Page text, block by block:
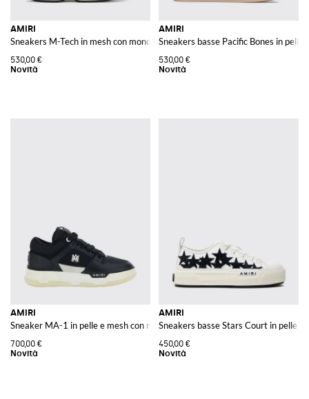
AMIRI
Sneakers M-Tech in mesh con monogram applicato e suola in gomma
530,00 €
AMIRI
Sneakers basse Pacific Bones in pelle
530,00 €
AMIRI
Sneaker MA-1 in pelle e mesh con monogramma e caviglia imbottita
700,00 €
AMIRI
Sneakers basse Stars Court in pelle e
450,00 €